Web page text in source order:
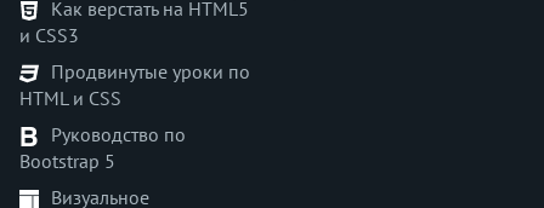
Как верстать на HTML5
и CSS3
Продвинутые уроки по
HTML и CSS
Руководство по
Bootstrap 5
Визуальное